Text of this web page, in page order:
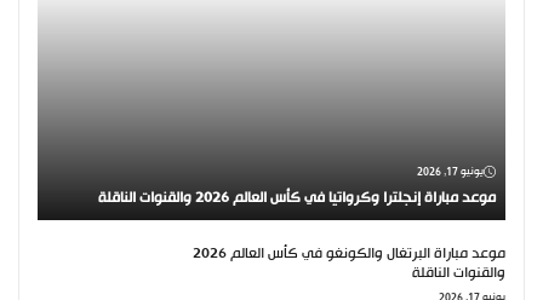
يونيو 17, 2026
موعد مباراة إنجلترا وكرواتيا في كأس العالم 2026 والقنوات الناقلة
موعد مباراة البرتغال والكونغو في كأس العالم 2026
والقنوات الناقلة